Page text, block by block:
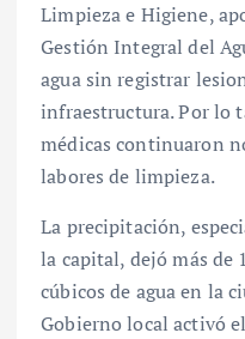
Limpieza e Higiene,
Gestión Integral del
agua sin registrar
infraestructura. Por lo
médicas continuaron
labores de limpieza.
La precipitación,
la capital, dejó más de
cúbicos de agua en la
Gobierno local activó